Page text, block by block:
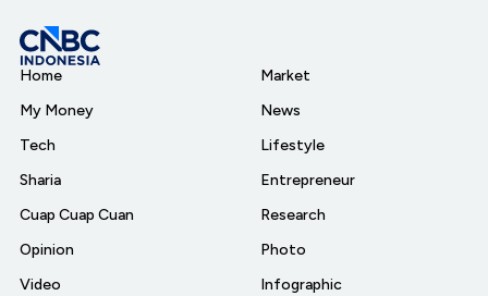
Home
My Money
Tech
Sharia
Cuap Cuap Cuan
Opinion
Video
Market
News
Lifestyle
Entrepreneur
Research
Photo
Infographic